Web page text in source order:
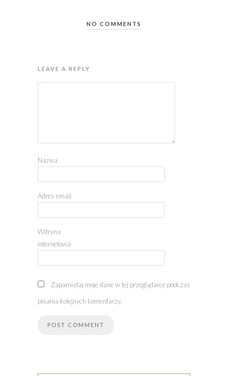
NO COMMENTS
LEAVE A REPLY
Nazwa
Adres email
Witryna
internetowa
Zapamiętaj moje dane w tej przeglądarce podczas
pisania kolejnych komentarzy.